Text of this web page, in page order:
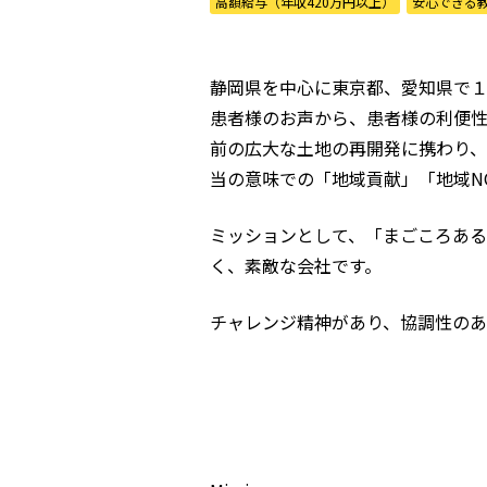
静岡県を中心に東京都、愛知県で
患者様のお声から、患者様の利便
前の広大な土地の再開発に携わり
当の意味での「地域貢献」「地域
ミッションとして、「まごころあ
く、素敵な会社です。
チャレンジ精神があり、協調性の